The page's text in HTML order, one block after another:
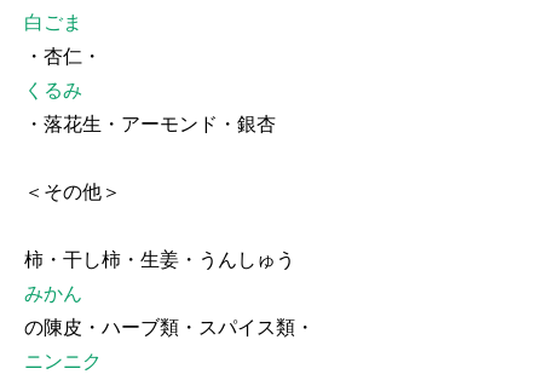
白ごま
・杏仁・
くるみ
・落花生・アーモンド・銀杏
＜その他＞
柿・干し柿・生姜・うんしゅう
みかん
の陳皮・ハーブ類・スパイス類・
ニンニク